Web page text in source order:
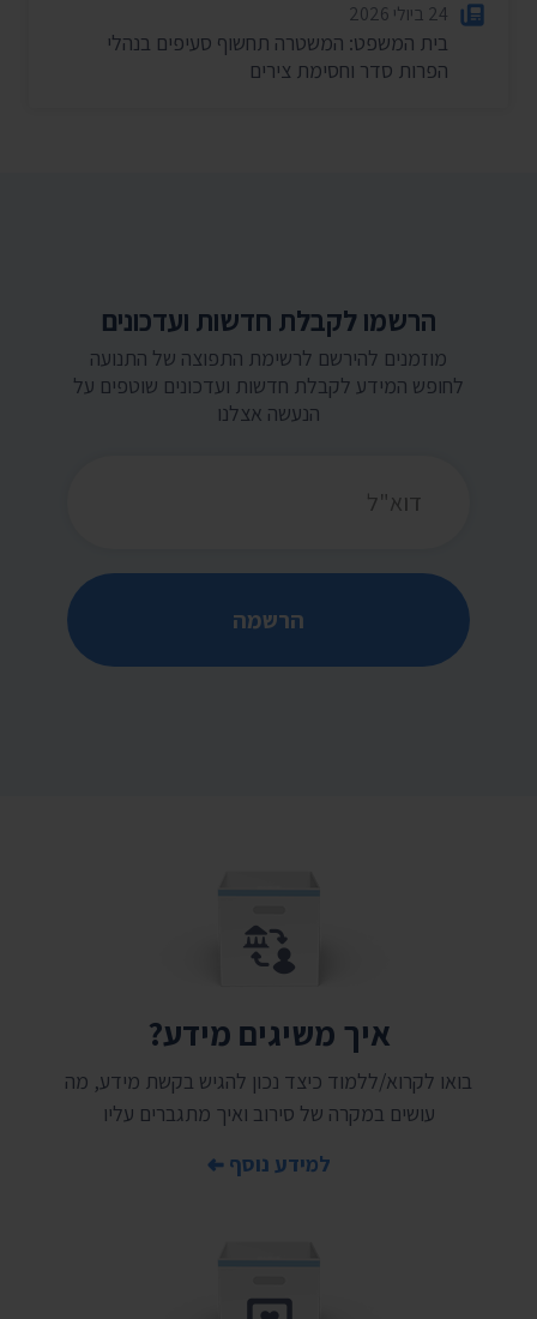
24 ביולי 2026
בית המשפט: המשטרה תחשוף סעיפים בנהלי
הפרות סדר וחסימת צירים
הרשמו לקבלת חדשות ועדכונים
מוזמנים להירשם לרשימת התפוצה של התנועה
לחופש המידע לקבלת חדשות ועדכונים שוטפים על
הנעשה אצלנו
הרשמה
איך משיגים מידע?
בואו לקרוא/ללמוד כיצד נכון להגיש בקשת מידע, מה
עושים במקרה של סירוב ואיך מתגברים עליו
למידע נוסף